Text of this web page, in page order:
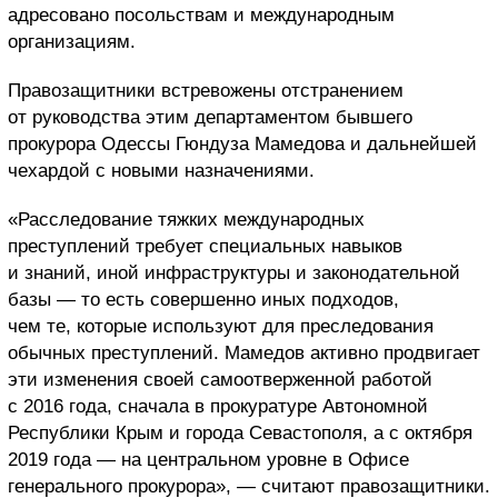
адресовано посольствам и международным
организациям.
Правозащитники встревожены отстранением
от руководства этим департаментом бывшего
прокурора Одессы Гюндуза Мамедова и дальнейшей
чехардой с новыми назначениями.
«Расследование тяжких международных
преступлений требует специальных навыков
и знаний, иной инфраструктуры и законодательной
базы — то есть совершенно иных подходов,
чем те, которые используют для преследования
обычных преступлений. Мамедов активно продвигает
эти изменения своей самоотверженной работой
с 2016 года, сначала в прокуратуре Автономной
Республики Крым и города Севастополя, а с октября
2019 года — на центральном уровне в Офисе
генерального прокурора», — считают правозащитники.